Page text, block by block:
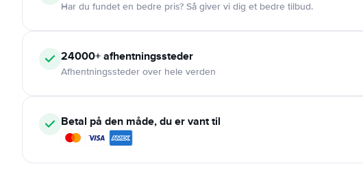
Har du fundet en bedre pris? Så giver vi dig et bedre tilbud.
24000+afhentningssteder
Afhentningssteder over hele verden
Betal på den måde, du er vant til